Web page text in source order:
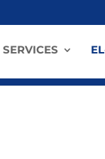
SERVICES